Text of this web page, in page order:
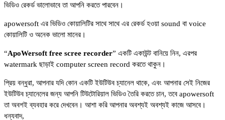
ভিডিও রেকর্ড ভালোভাবে তা আপনি করতে পারবেন।
apowersoft এর ভিডিও কোয়ালিটির সাথে সাথে এর রেকর্ড হওয়া sound বা voice
কোয়ালিটি ও অনেক ভালো মানের।
“ApoWersoft free scree recorder” একটি একাউন্ট বানিয়ে নিন, এরপর
watermark ছাড়াই computer screen record করতে থাকুন।
প্রিয় বন্ধুরা, আপনার যদি কোন একটি ইউটিউব চ্যানেল থাকে, এবং আপনার সেই নিজের
ইউটিউব চ্যানেলের জন্য আপনি টিউটোরিয়াল ভিডিও তৈরি করতে চান, তবে apowersoft
তা অবশই ব্যবহার করে দেখবেন। আশা করি আপনার অবশ্যই অবশ্যই কাজে আসবে।
ধন্যবাদ,